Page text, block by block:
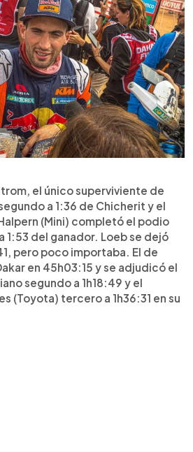
el único superviviente de
a 1:36 de Chicherit y el
(Mini) completó el podio
1:53 del ganador. Loeb se dejó
pero poco importaba. El de
en 45h03:15 y se adjudicó el
segundo a 1h18:49 y el
(Toyota) tercero a 1h36:31 en su